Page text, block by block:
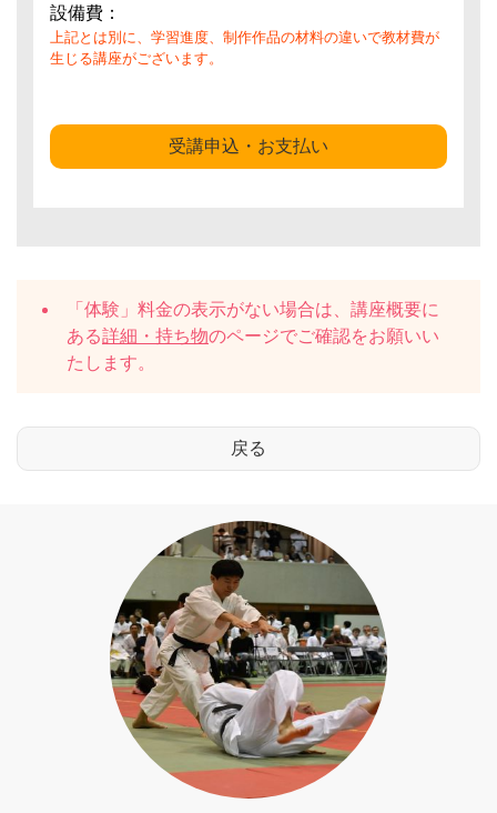
設備費：
上記とは別に、学習進度、制作作品の材料の違いで教材費が
生じる講座がございます。
受講申込・お支払い
「体験」料金の表示がない場合は、講座概要に
ある詳細・持ち物のページでご確認をお願いい
たします。